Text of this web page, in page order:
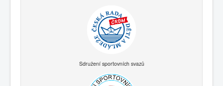
Sdružení sportovních svazů